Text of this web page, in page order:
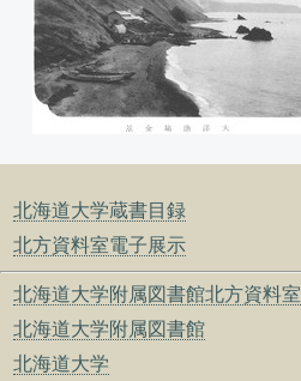
北海道大学蔵書目録
北方資料室電子展示
北海道大学附属図書館北方資料室
北海道大学附属図書館
北海道大学